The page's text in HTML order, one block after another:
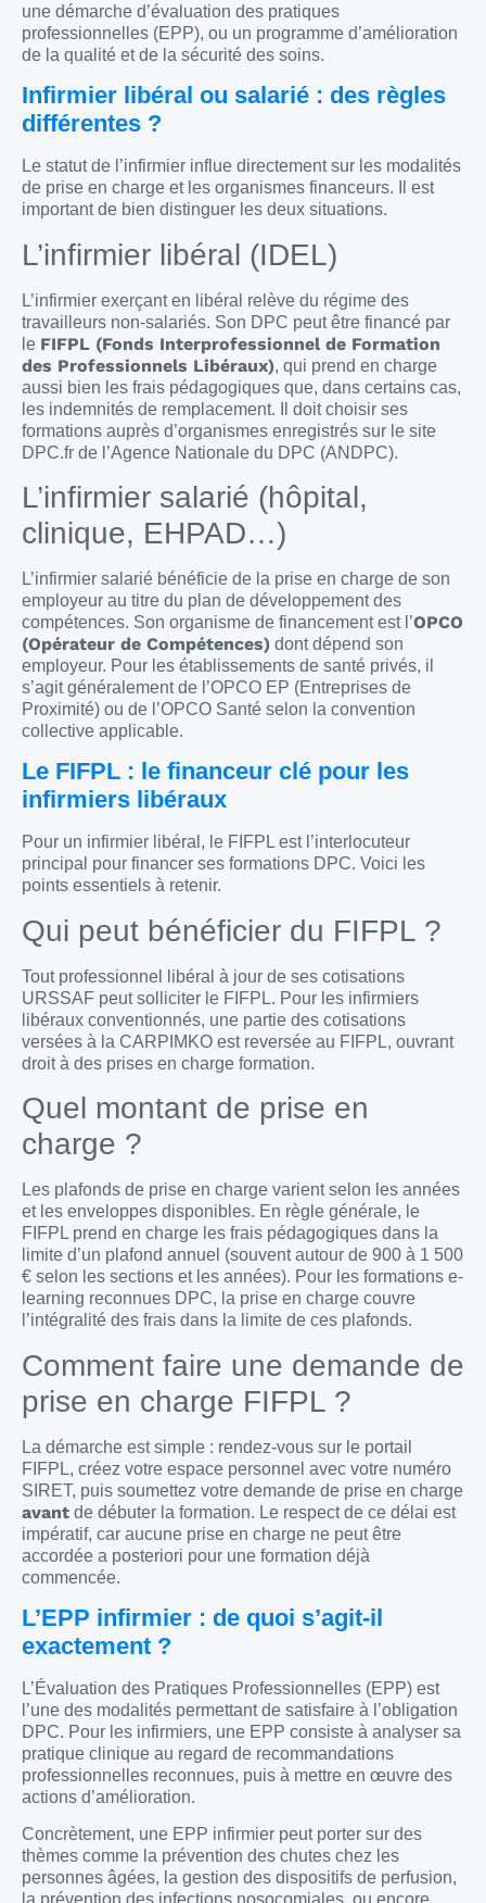
une démarche d’évaluation des pratiques
professionnelles (EPP), ou un programme d’amélioration
de la qualité et de la sécurité des soins.
Infirmier libéral ou salarié : des règles
différentes ?
Le statut de l’infirmier influe directement sur les modalités
de prise en charge et les organismes financeurs. Il est
important de bien distinguer les deux situations.
L’infirmier libéral (IDEL)
L’infirmier exerçant en libéral relève du régime des
travailleurs non-salariés. Son DPC peut être financé par
le FIFPL (Fonds Interprofessionnel de Formation
des Professionnels Libéraux), qui prend en charge
aussi bien les frais pédagogiques que, dans certains cas,
les indemnités de remplacement. Il doit choisir ses
formations auprès d’organismes enregistrés sur le site
DPC.fr de l’Agence Nationale du DPC (ANDPC).
L’infirmier salarié (hôpital,
clinique, EHPAD…)
L’infirmier salarié bénéficie de la prise en charge de son
employeur au titre du plan de développement des
compétences. Son organisme de financement est l’OPCO
(Opérateur de Compétences) dont dépend son
employeur. Pour les établissements de santé privés, il
s’agit généralement de l’OPCO EP (Entreprises de
Proximité) ou de l’OPCO Santé selon la convention
collective applicable.
Le FIFPL : le financeur clé pour les
infirmiers libéraux
Pour un infirmier libéral, le FIFPL est l’interlocuteur
principal pour financer ses formations DPC. Voici les
points essentiels à retenir.
Qui peut bénéficier du FIFPL ?
Tout professionnel libéral à jour de ses cotisations
URSSAF peut solliciter le FIFPL. Pour les infirmiers
libéraux conventionnés, une partie des cotisations
versées à la CARPIMKO est reversée au FIFPL, ouvrant
droit à des prises en charge formation.
Quel montant de prise en
charge ?
Les plafonds de prise en charge varient selon les années
et les enveloppes disponibles. En règle générale, le
FIFPL prend en charge les frais pédagogiques dans la
limite d’un plafond annuel (souvent autour de 900 à 1 500
€ selon les sections et les années). Pour les formations e-
learning reconnues DPC, la prise en charge couvre
l’intégralité des frais dans la limite de ces plafonds.
Comment faire une demande de
prise en charge FIFPL ?
La démarche est simple : rendez-vous sur le portail
FIFPL, créez votre espace personnel avec votre numéro
SIRET, puis soumettez votre demande de prise en charge
avant de débuter la formation. Le respect de ce délai est
impératif, car aucune prise en charge ne peut être
accordée a posteriori pour une formation déjà
commencée.
L’EPP infirmier : de quoi s’agit-il
exactement ?
L’Évaluation des Pratiques Professionnelles (EPP) est
l’une des modalités permettant de satisfaire à l’obligation
DPC. Pour les infirmiers, une EPP consiste à analyser sa
pratique clinique au regard de recommandations
professionnelles reconnues, puis à mettre en œuvre des
actions d’amélioration.
Concrètement, une EPP infirmier peut porter sur des
thèmes comme la prévention des chutes chez les
personnes âgées, la gestion des dispositifs de perfusion,